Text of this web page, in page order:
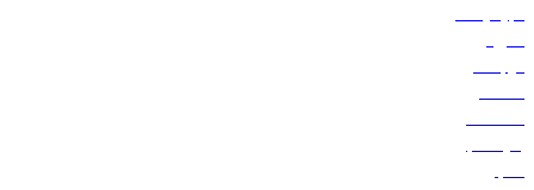
حجز الرحلات
العروض
الوجهات
الأمتعة
المساعدة
إدارة الحجز
الأخبار